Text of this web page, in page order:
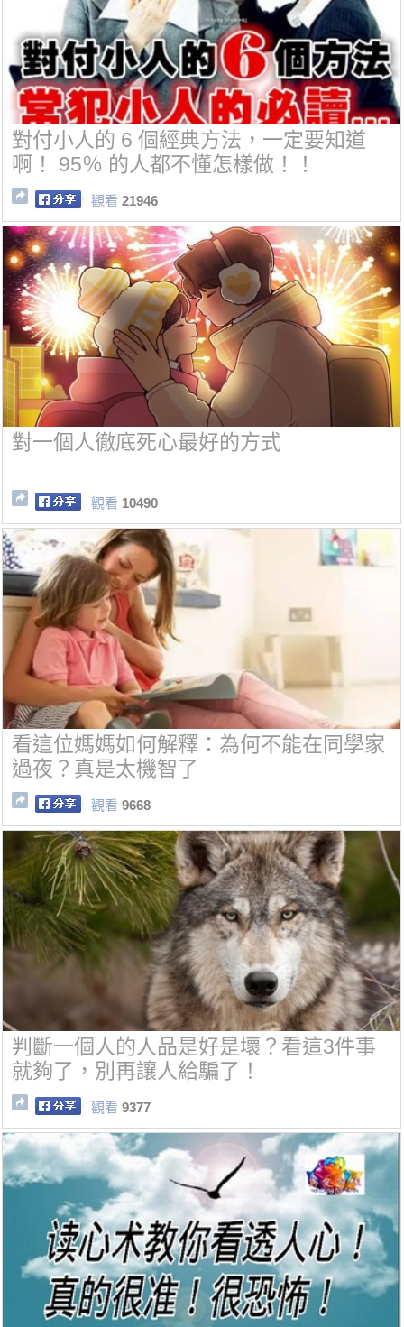
對付小人的 6 個經典方法，一定要知道
啊！ 95％ 的人都不懂怎樣做！！
觀看 21946
對一個人徹底死心最好的方式
觀看 10490
看這位媽媽如何解釋：為何不能在同學家
過夜？真是太機智了
觀看 9668
判斷一個人的人品是好是壞？看這3件事
就夠了，別再讓人給騙了！
觀看 9377